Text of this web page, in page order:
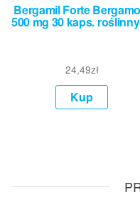
Bergamil Forte
500 mg 30 kaps.
24,49zł
Kup